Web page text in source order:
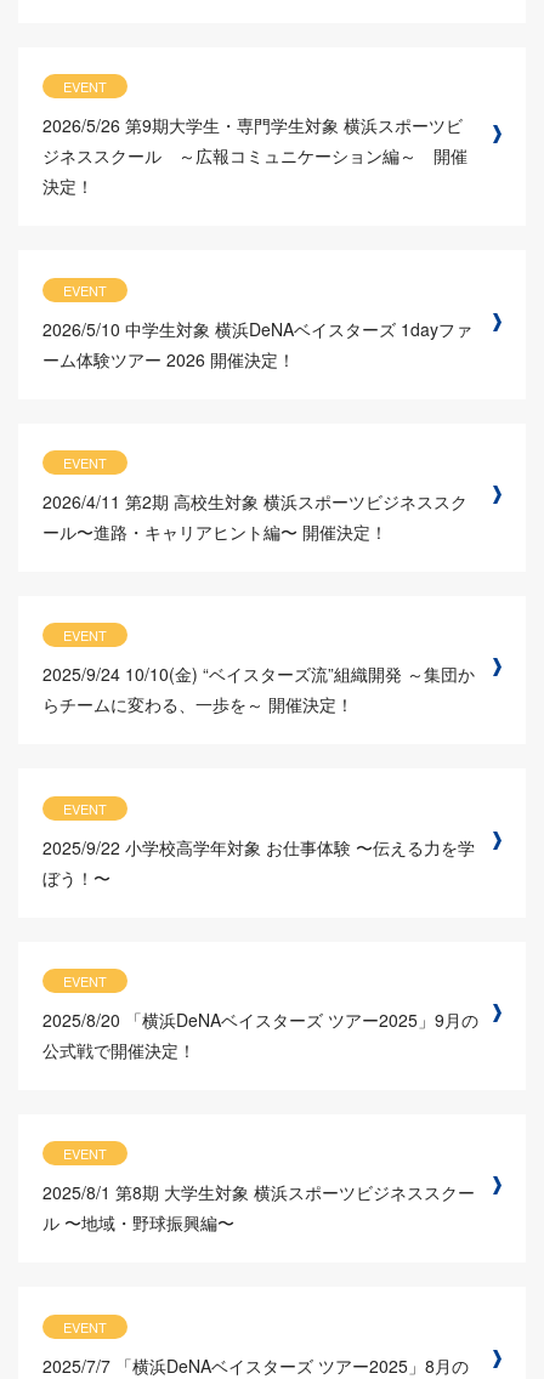
EVENT
2026/5/26 第9期大学生・専門学生対象 横浜スポーツビ
ジネススクール ～広報コミュニケーション編～ 開催
決定！
EVENT
2026/5/10 中学生対象 横浜DeNAベイスターズ 1dayファ
ーム体験ツアー 2026 開催決定！
EVENT
2026/4/11 第2期 高校生対象 横浜スポーツビジネススク
ール〜進路・キャリアヒント編〜 開催決定！
EVENT
2025/9/24 10/10(金) “ベイスターズ流”組織開発 ～集団か
らチームに変わる、一歩を～ 開催決定！
EVENT
2025/9/22 小学校高学年対象 お仕事体験 〜伝える力を学
ぼう！〜
EVENT
2025/8/20
「横浜DeNAベイスターズ ツアー2025」9月の
公式戦で開催決定！
EVENT
2025/8/1 第8期 大学生対象 横浜スポーツビジネススクー
ル 〜地域・野球振興編〜
EVENT
2025/7/7 「横浜DeNAベイスターズ ツアー2025」8月の